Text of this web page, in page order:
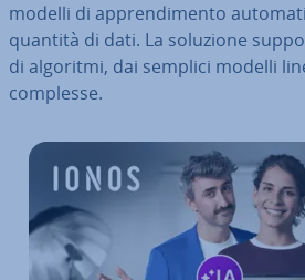
modelli di ap­pren­di­men­to
quantità di dati. La soluzione
di algoritmi, dai semplici modelli
complesse.